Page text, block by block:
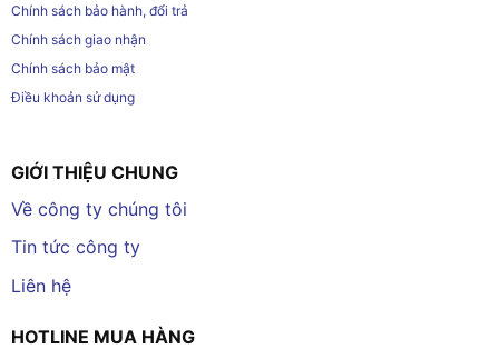
Chính sách bảo hành, đổi trả
Chính sách giao nhận
Chính sách bảo mật
Điều khoản sử dụng
GIỚI THIỆU CHUNG
Về công ty chúng tôi
Tin tức công ty
Liên hệ
HOTLINE MUA HÀNG